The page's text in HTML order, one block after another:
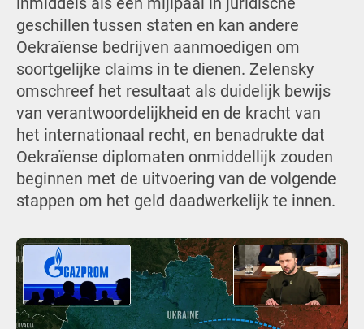
geschillen tussen staten en kan andere
Oekraïense bedrijven aanmoedigen om
soortgelijke claims in te dienen. Zelensky
omschreef het resultaat als duidelijk bewijs
van verantwoordelijkheid en de kracht van
het internationaal recht, en benadrukte dat
Oekraïense diplomaten onmiddellijk zouden
beginnen met de uitvoering van de volgende
stappen om het geld daadwerkelijk te innen.